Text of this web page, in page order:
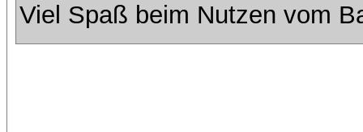
Viel Spaß beim Nutzen vom